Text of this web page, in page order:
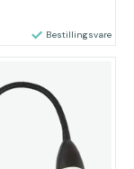
Bestillingsvare